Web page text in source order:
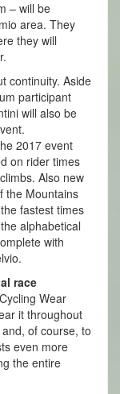
– will be
area. They
they will
continuity. Aside
participant
will also be
2017 event
on rider times
Also new
the Mountains
fastest times
alphabetical
with
race
Wear
it throughout
of course, to
even more
the entire